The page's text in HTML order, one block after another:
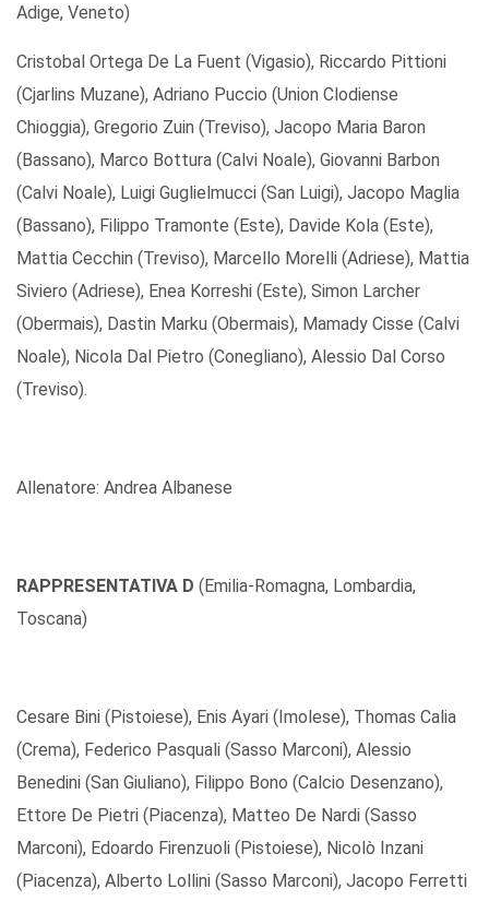
Adige, Veneto)
Cristobal Ortega De La Fuent (Vigasio), Riccardo Pittioni
(Cjarlins Muzane), Adriano Puccio (Union Clodiense
Chioggia), Gregorio Zuin (Treviso), Jacopo Maria Baron
(Bassano), Marco Bottura (Calvi Noale), Giovanni Barbon
(Calvi Noale), Luigi Guglielmucci (San Luigi), Jacopo Maglia
(Bassano), Filippo Tramonte (Este), Davide Kola (Este),
Mattia Cecchin (Treviso), Marcello Morelli (Adriese), Mattia
Siviero (Adriese), Enea Korreshi (Este), Simon Larcher
(Obermais), Dastin Marku (Obermais), Mamady Cisse (Calvi
Noale), Nicola Dal Pietro (Conegliano), Alessio Dal Corso
(Treviso).
Allenatore: Andrea Albanese
RAPPRESENTATIVA D (Emilia-Romagna, Lombardia,
Toscana)
Cesare Bini (Pistoiese), Enis Ayari (Imolese), Thomas Calia
(Crema), Federico Pasquali (Sasso Marconi), Alessio
Benedini (San Giuliano), Filippo Bono (Calcio Desenzano),
Ettore De Pietri (Piacenza), Matteo De Nardi (Sasso
Marconi), Edoardo Firenzuoli (Pistoiese), Nicolò Inzani
(Piacenza), Alberto Lollini (Sasso Marconi), Jacopo Ferretti